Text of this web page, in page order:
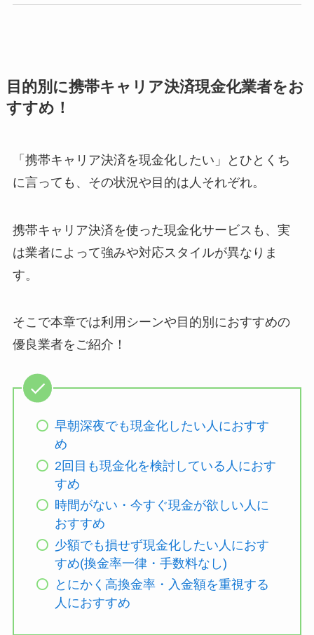
目的別に携帯キャリア決済現金化業者をお
すすめ！
「携帯キャリア決済を現金化したい」とひとくち
に言っても、その状況や目的は人それぞれ。
携帯キャリア決済を使った現金化サービスも、実
は業者によって強みや対応スタイルが異なりま
す。
そこで本章では利用シーンや目的別におすすめの
優良業者をご紹介！
早朝深夜でも現金化したい人におすす
め
2回目も現金化を検討している人におす
すめ
時間がない・今すぐ現金が欲しい人に
おすすめ
少額でも損せず現金化したい人におす
すめ(換金率一律・手数料なし)
とにかく高換金率・入金額を重視する
人におすすめ